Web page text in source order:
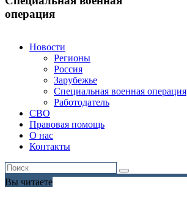
операция
Новости
Регионы
Россия
Зарубежье
Специальная военная операция
Работодатель
СВО
Правовая помощь
О нас
Контакты
Вы читаете